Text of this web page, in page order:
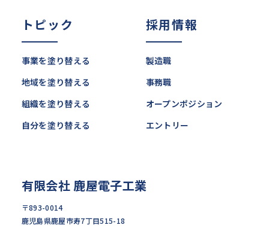
有限会社 鹿屋電子工業
〒893-0014
鹿児島県鹿屋市寿7丁目515-18
トピック
事業を塗り替える
地域を塗り替える
組織を塗り替える
自分を塗り替える
採用情報
製造職
事務職
オープンポジション
エントリー